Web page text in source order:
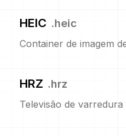
HEIC .heic
Container de imagem
HRZ .hrz
Televisão de varredura